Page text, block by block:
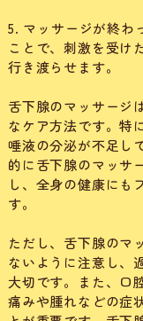
5. マッサージが終わ
ことで、刺激を受け
行き渡らせます。
舌下腺のマッサージ
なケア方法です。特
唾液の分泌が不足し
的に舌下腺のマッサ
し、全身の健康にも
す。
ただし、舌下腺のマ
ないように注意し、
大切です。また、口
痛みや腫れなどの症